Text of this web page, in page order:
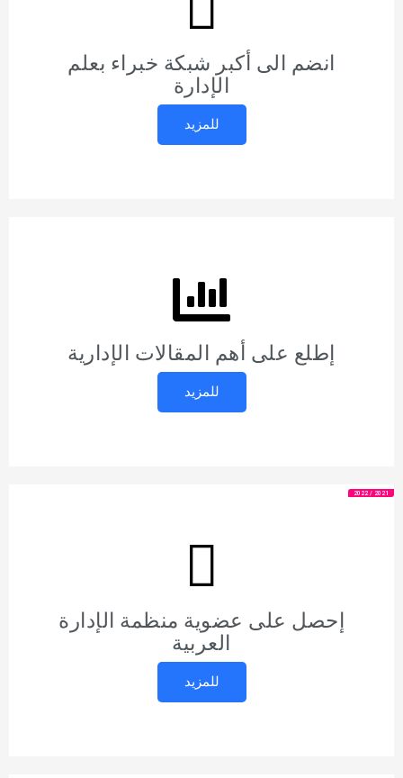
انضم الى أكبر شبكة خبراء بعلم
الإدارة
للمزيد
إطلع على أهم المقالات الإدارية
للمزيد
إحصل على عضوية منظمة الإدارة
العربية
للمزيد
2021 / 2022